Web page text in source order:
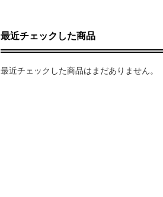
最近チェックした商品
最近チェックした商品はまだありません。